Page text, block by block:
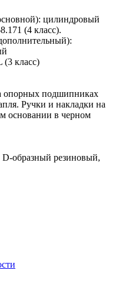
цилиндровый
(4 класс).
(3 класс)
опорных подшипниках
Ручки и накладки на
основании в черном
D-образный резиновый,